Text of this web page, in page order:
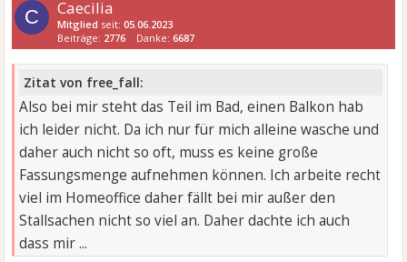
C Caecilia
Mitglied seit:05.06.2023
Beiträge: 2776 Danke:6687
Zitat von free_fall:
Also bei mir steht das Teil im Bad, einen Balkon hab
ich leider nicht. Da ich nur für mich alleine wasche und
daher auch nicht so oft, muss es keine große
Fassungsmenge aufnehmen können. Ich arbeite recht
viel im Homeoffice daher fällt bei mir außer den
Stallsachen nicht so viel an. Daher dachte ich auch
dass mir ...